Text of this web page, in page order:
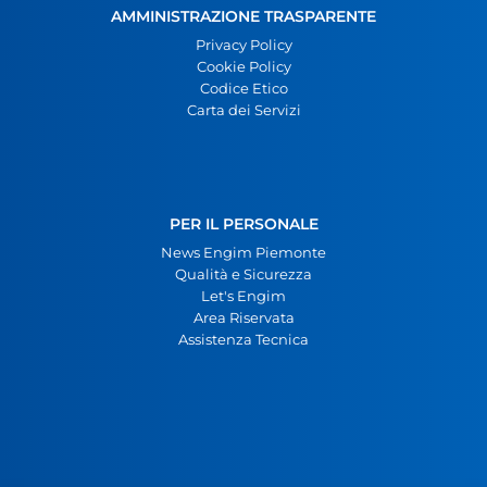
AMMINISTRAZIONE TRASPARENTE
Privacy Policy
Cookie Policy
Codice Etico
Carta dei Servizi
PER IL PERSONALE
News Engim Piemonte
Qualità e Sicurezza
Let's Engim
Area Riservata
Assistenza Tecnica